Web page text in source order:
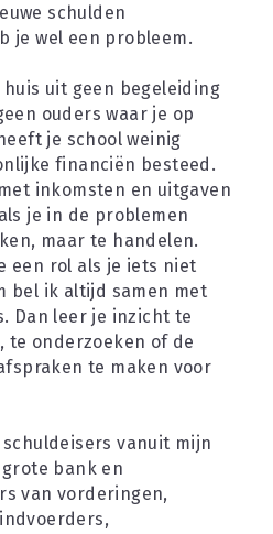
schulden
je wel een probleem.
uit geen begeleiding
ouders waar je op
je school weinig
financiën besteed.
inkomsten en uitgaven
je in de problemen
maar te handelen.
een rol als je iets niet
bel ik altijd samen met
Dan leer je inzicht te
te onderzoeken of de
te maken voor
vanuit mijn
bank en
van vorderingen,